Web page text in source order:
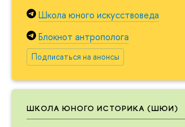
Школа юного искусствоведа
Блокнот антрополога
Подписаться на анонсы
ШКОЛА ЮНОГО ИСТОРИКА (ШЮИ)